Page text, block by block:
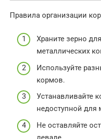
Правила организации
Храните зерно
металлических
Используйте
кормов.
Устанавливайте
недоступной
Не оставляйте